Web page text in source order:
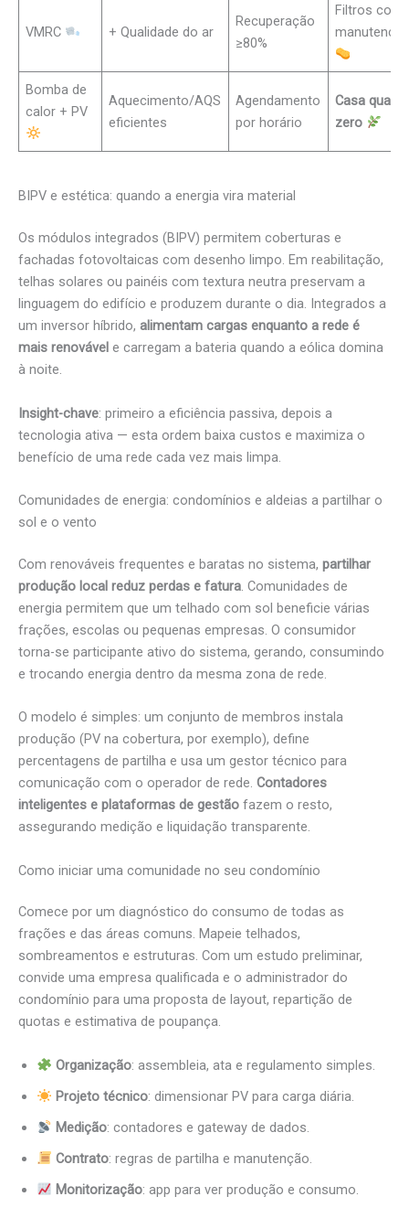
VMRC + Qualidade do ar
Recuperação
≥80%
Filtros com
Bomba de
calor + PV
Aquecimento/AQS
eficientes
Agendamento
por horário
Casa quase
zero
BIPV e estética: quando a energia vira material
Os módulos integrados (BIPV) permitem coberturas e
fachadas fotovoltaicas com desenho limpo. Em reabilitação,
telhas solares ou painéis com textura neutra preservam a
linguagem do edifício e produzem durante o dia. Integrados a
um inversor híbrido, alimentam cargas enquanto a rede é
mais renovável e carregam a bateria quando a eólica domina
à noite.
Insight-chave: primeiro a eficiência passiva, depois a
tecnologia ativa — esta ordem baixa custos e maximiza o
benefício de uma rede cada vez mais limpa.
Comunidades de energia: condomínios e aldeias a partilhar o
sol e o vento
Com renováveis frequentes e baratas no sistema, partilhar
produção local reduz perdas e fatura. Comunidades de
energia permitem que um telhado com sol beneficie várias
frações, escolas ou pequenas empresas. O consumidor
torna-se participante ativo do sistema, gerando, consumindo
e trocando energia dentro da mesma zona de rede.
O modelo é simples: um conjunto de membros instala
produção (PV na cobertura, por exemplo), define
percentagens de partilha e usa um gestor técnico para
comunicação com o operador de rede. Contadores
inteligentes e plataformas de gestão fazem o resto,
assegurando medição e liquidação transparente.
Como iniciar uma comunidade no seu condomínio
Comece por um diagnóstico do consumo de todas as
frações e das áreas comuns. Mapeie telhados,
sombreamentos e estruturas. Com um estudo preliminar,
convide uma empresa qualificada e o administrador do
condomínio para uma proposta de layout, repartição de
quotas e estimativa de poupança.
Organização: assembleia, ata e regulamento simples.
Projeto técnico: dimensionar PV para carga diária.
Medição: contadores e gateway de dados.
Contrato: regras de partilha e manutenção.
Monitorização: app para ver produção e consumo.